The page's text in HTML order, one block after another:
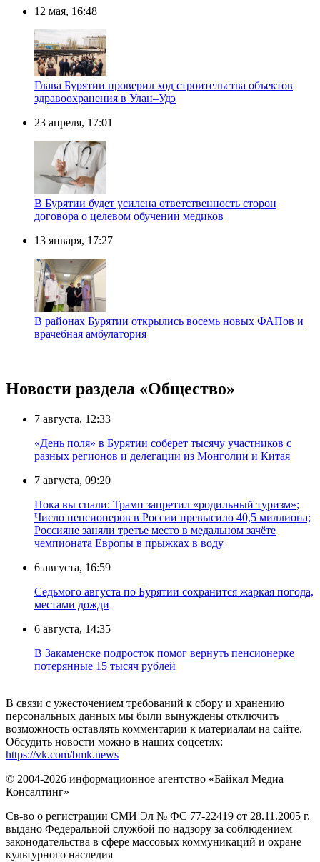
12 мая, 16:48
Глава Бурятии проверил ход строительства объектов
здравоохранения в Улан–Удэ
23 апреля, 17:01
В Бурятии будет усилена ответственность сторон
договора о целевом обучении медиков
13 января, 17:27
В районах Бурятии открылись восемь новых ФАПов и
врачебная амбулатория
Новости раздела «Общество»
7 августа, 12:33
«День поля» в Бурятии соберет тысячу участников с
разных регионов и делегации из Монголии и Китая
7 августа, 09:20
Пока вы спали: Трамп запретил «родильный туризм»;
Число пенсионеров в России превысило 40,5 миллиона;
Россияне заняли третье место в медальном зачёте
чемпионата Европы в прыжках в воду
6 августа, 16:59
Седьмого августа по Бурятии сохранится жаркая погода,
местами дожди
6 августа, 14:35
В Закаменске подросток помог вернуть пенсионерке
потерянные 15 тысяч рублей
В связи с ужесточением требований к сбору и хранению
персональных данных мы были вынуждены отключить
возможность оставлять комментарии к материалам на сайте.
Обсудить новости можно в наших соцсетях:
https://vk.com/bmk.news
© 2004-2026 информационное агентство «Байкал Медиа
Консалтинг»
Св-во о регистрации СМИ Эл № ФС 77-22419 от 28.11.2005 г.
выдано Федеральной службой по надзору за соблюдением
законодательства в сфере массовых коммуникаций и охране
культурного наследия